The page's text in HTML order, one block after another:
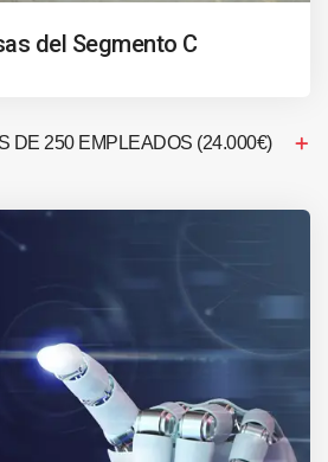
del Segmento C
DE 250 EMPLEADOS (24.000€)